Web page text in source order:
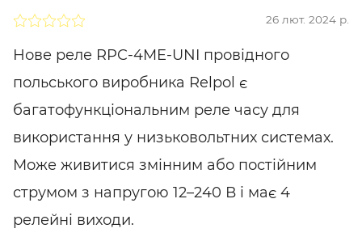
26 лют. 2024 р.
Нове реле RPC-4ME-UNI провідного
польського виробника Relpol є
багатофункціональним реле часу для
використання у низьковольтних системах.
Може живитися змінним або постійним
струмом з напругою 12–240 В і має 4
релейні виходи.